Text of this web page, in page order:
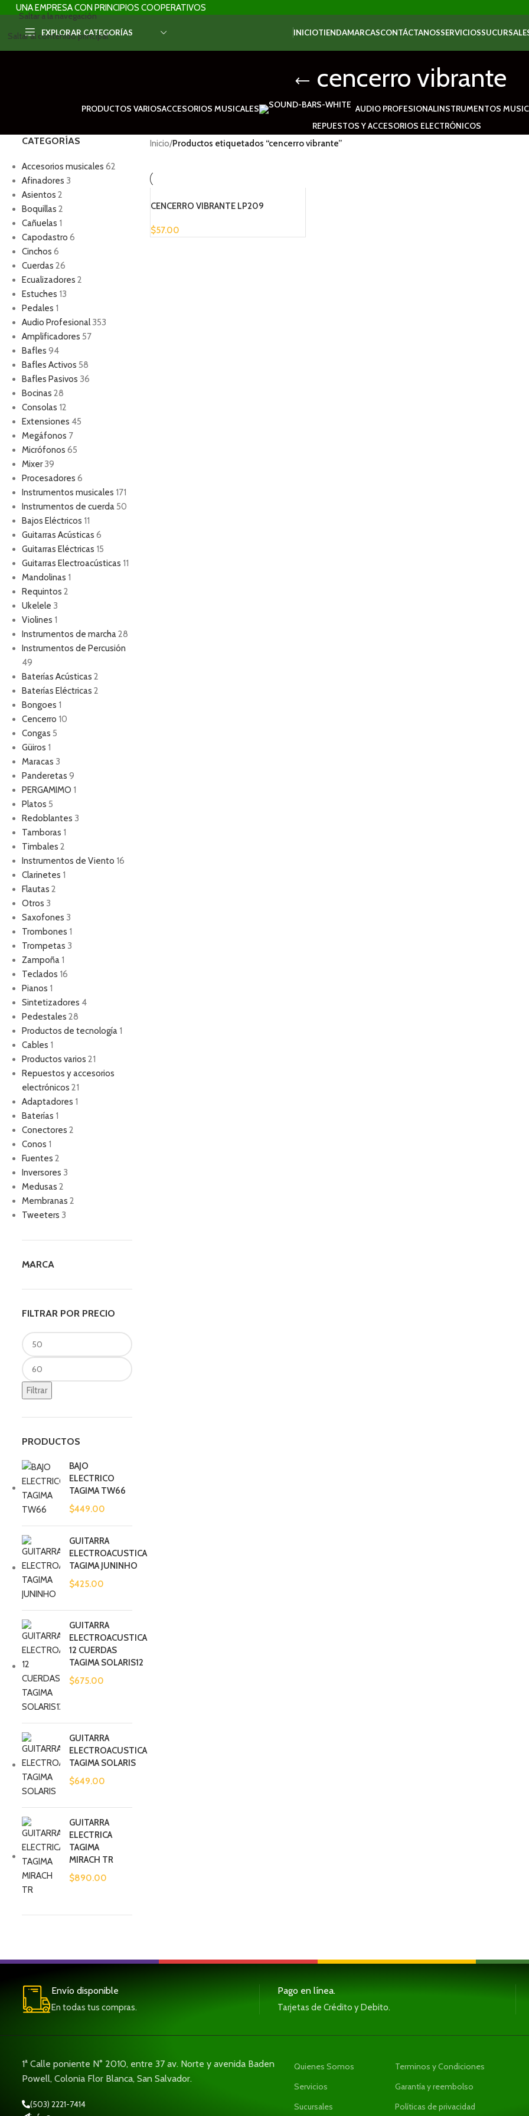
Saltar a la navegación
Saltar al contenido principal
UNA EMPRESA CON PRINCIPIOS COOPERATIVOS
EXPLORAR CATEGORÍAS INICIOTIENDAMARCASCONTÁCTANOSSERVICIOS
cencerro vibrante
PRODUCTOS VARIOSACCESORIOS MUSICALES AUDIO PROFESIONALINSTRUMENTOS
REPUESTOS Y ACCESORIOS ELECTRÓNICOS
CATEGORÍAS
Accesorios musicales 62
Afinadores 3
Asientos 2
Boquillas 2
Cañuelas 1
Capodastro 6
Cinchos 6
Cuerdas 26
Ecualizadores 2
Estuches 13
Pedales 1
Audio Profesional 353
Amplificadores 57
Bafles 94
Bafles Activos 58
Bafles Pasivos 36
Bocinas 28
Consolas 12
Extensiones 45
Megáfonos 7
Micrófonos 65
Mixer 39
Procesadores 6
Instrumentos musicales 171
Instrumentos de cuerda50
Bajos Eléctricos 11
Guitarras Acústicas 6
Guitarras Eléctricas 15
Guitarras Electroacústicas 11
Mandolinas 1
Requintos 2
Ukelele 3
Violines 1
Instrumentos de marcha28
Instrumentos de Percusión
49
Baterías Acústicas 2
Baterías Eléctricas 2
Bongoes 1
Cencerro 10
Congas 5
Güiros 1
Maracas 3
Panderetas 9
PERGAMIMO 1
Platos 5
Redoblantes 3
Tamboras 1
Timbales 2
Instrumentos de Viento 16
Clarinetes 1
Flautas 2
Otros 3
Saxofones 3
Trombones 1
Trompetas 3
Zampoña 1
Teclados 16
Pianos 1
Sintetizadores 4
Pedestales 28
Productos de tecnología 1
Cables 1
Productos varios 21
Repuestos y accesorios
electrónicos 21
Adaptadores 1
Baterías 1
Conectores 2
Conos 1
Fuentes 2
Inversores 3
Medusas 2
Membranas 2
Tweeters 3
MARCA
FILTRAR POR PRECIO
Filtrar
PRODUCTOS
BAJO
ELECTRICO
TAGIMA TW66
$449.00
GUITARRA
ELECTROACUSTICA
TAGIMA JUNINHO
$425.00
GUITARRA
ELECTROACUSTICA
12 CUERDAS
TAGIMA SOLARIS12
$675.00
GUITARRA
ELECTROACUSTICA
TAGIMA SOLARIS
$649.00
GUITARRA
ELECTRICA
TAGIMA
MIRACH TR
$890.00
Inicio/Productos etiquetados “cencerro vibrante”
CENCERRO VIBRANTE LP209
$57.00
Envío disponible
En todas tus compras.
Pago en línea.
Tarjetas de Crédito y Debito.
1ª Calle poniente N° 2010, entre 37 av. Norte y avenida Baden
Powell, Colonia Flor Blanca, San Salvador.
(503) 2221-7414
Quienes Somos
Servicios
Sucursales
Terminos y Condiciones
Garantía y reembolso
Políticas de privacidad